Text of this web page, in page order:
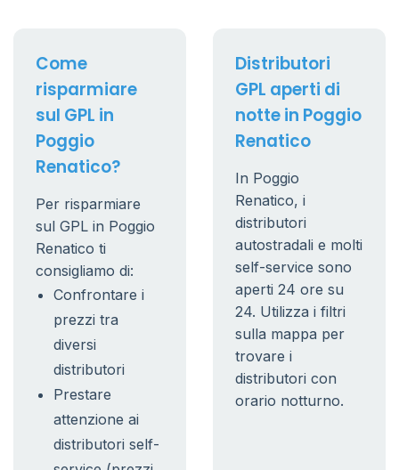
Come
risparmiare
sul GPL in
Poggio
Renatico?
Per risparmiare
sul GPL in Poggio
Renatico ti
consigliamo di:
Confrontare i
prezzi tra
diversi
distributori
Prestare
attenzione ai
distributori self-
Distributori
GPL aperti di
notte in Poggio
Renatico
In Poggio
Renatico, i
distributori
autostradali e molti
self-service sono
aperti 24 ore su
24. Utilizza i filtri
sulla mappa per
trovare i
distributori con
orario notturno.